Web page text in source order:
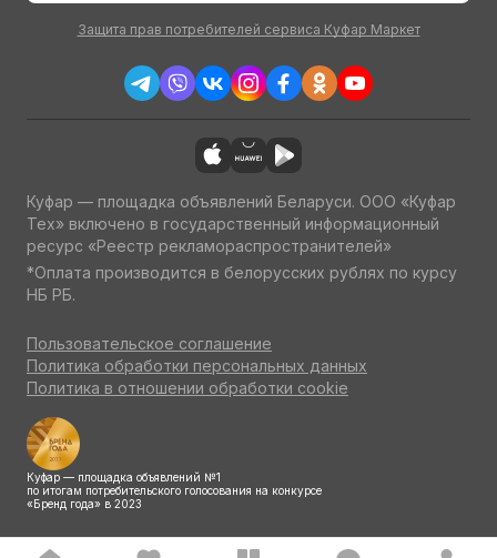
Защита прав потребителей сервиса Куфар Маркет
Куфар — площадка объявлений Беларуси. ООО «Куфар
Тех» включено в государственный информационный
ресурс «Реестр рекламораспространителей»
*Оплата производится в белорусских рублях по курсу
НБ РБ.
Пользовательское соглашение
Политика обработки персональных данных
Политика в отношении обработки cookie
Куфар — площадка объявлений №1
по итогам потребительского голосования на конкурсе
«Бренд года» в 2023